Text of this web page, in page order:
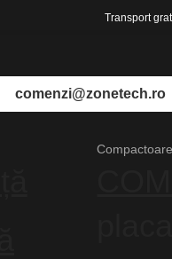
Transport
comenzi@zonetech.ro
Compactoare